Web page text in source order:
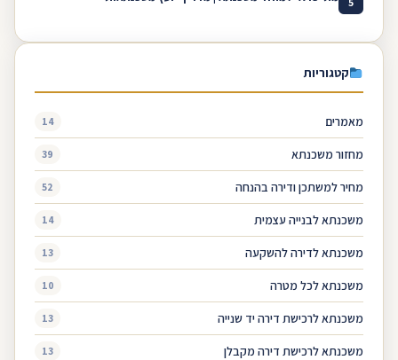
קטגוריות
מאמרים 14
מחזור משכנתא 39
מחיר למשתכן ודירה בהנחה 52
משכנתא לבנייה עצמית 14
משכנתא לדירה להשקעה 13
משכנתא לכל מטרה 10
משכנתא לרכישת דירה יד שנייה 13
משכנתא לרכישת דירה מקבלן 13